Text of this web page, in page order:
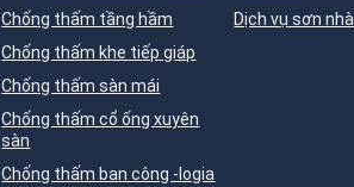
Chống thấm tầng hầm
Chống thấm khe tiếp giáp
Chống thấm sàn mái
Chống thấm cổ ống xuyên
sàn
Chống thấm ban công -logia
Dịch vụ sơn nhà